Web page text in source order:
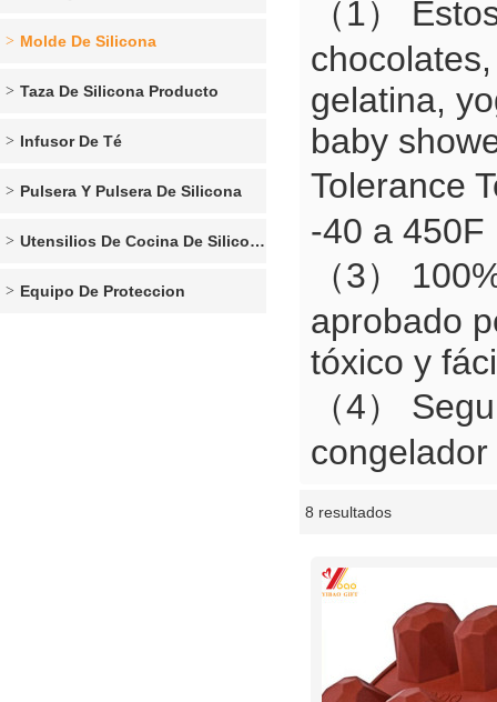
Molde De Silicona
Taza De Silicona Producto
Infusor De Té
Pulsera Y Pulsera De Silicona
Utensilios De Cocina De Silicona
Equipo De Proteccion
（1）
gelatina,
baby
Tolerance
-40 a 450F
（3）
aprobado
tóxico y
（4）
8 resultados